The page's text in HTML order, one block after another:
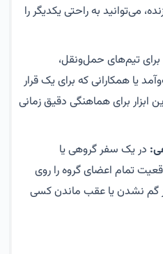
می‌توانید به راحتی یکدیگر را
برای تیم‌های حمل‌ونقل،
یا همکارانی که برای یک قرار
ابزار برای هماهنگی دقیق زمانی
در یک سفر گروهی یا
تمام اعضای گروه را روی
گم نشدن یا عقب ماندن کسی